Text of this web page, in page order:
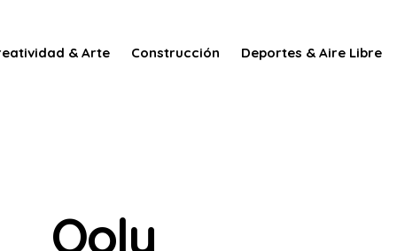
& Arte Construcción Deportes & Aire Libre
Ooly